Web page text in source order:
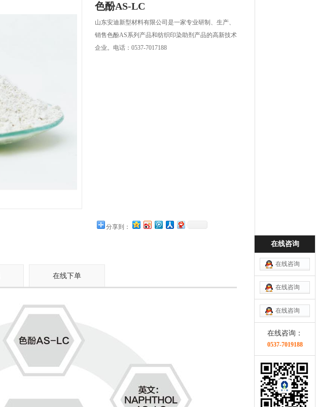
色酚AS-LC
山东安迪新型材料有限公司是一家专业研制、生产、
销售色酚AS系列产品和纺织印染助剂产品的高新技术
企业。电话：0537-7017188
分享到：
在线下单
在线咨询
在线咨询
在线咨询
在线咨询
在线咨询：
0537-7019188